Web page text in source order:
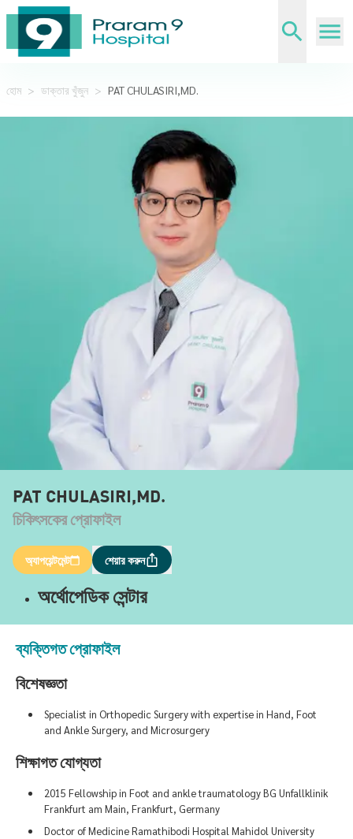
হোম > ডাক্তার খুঁজুন > PAT CHULASIRI,MD.
PAT CHULASIRI,MD.
চিকিৎসকের প্রোফাইল
অ্যাপয়েন্টমেন্ট শেয়ার করুন
অর্থোপেডিক সেন্টার
ব্যক্তিগত প্রোফাইল
বিশেষজ্ঞতা
Specialist in Orthopedic Surgery with expertise in Hand, Foot
and Ankle Surgery, and Microsurgery
শিক্ষাগত যোগ্যতা
2015 Fellowship in Foot and ankle traumatology BG Unfallklinik
Frankfurt am Main, Frankfurt, Germany
Doctor of Medicine Ramathibodi Hospital Mahidol University